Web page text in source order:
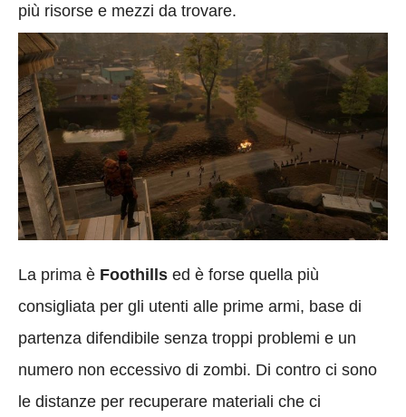
più risorse e mezzi da trovare.
La prima è Foothills ed è forse quella più
consigliata per gli utenti alle prime armi, base di
partenza difendibile senza troppi problemi e un
numero non eccessivo di zombi. Di contro ci sono
le distanze per recuperare materiali che ci